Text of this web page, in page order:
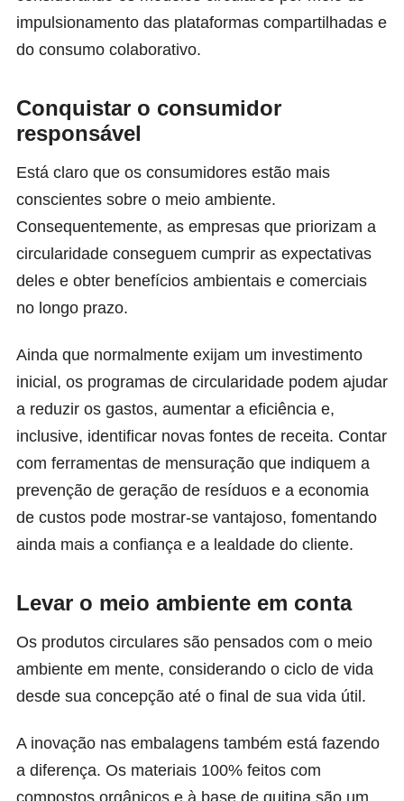
impulsionamento das plataformas compartilhadas e
do consumo colaborativo.
Conquistar o consumidor
responsável
Está claro que os consumidores estão mais
conscientes sobre o meio ambiente.
Consequentemente, as empresas que priorizam a
circularidade conseguem cumprir as expectativas
deles e obter benefícios ambientais e comerciais
no longo prazo.
Ainda que normalmente exijam um investimento
inicial, os programas de circularidade podem ajudar
a reduzir os gastos, aumentar a eficiência e,
inclusive, identificar novas fontes de receita. Contar
com ferramentas de mensuração que indiquem a
prevenção de geração de resíduos e a economia
de custos pode mostrar-se vantajoso, fomentando
ainda mais a confiança e a lealdade do cliente.
Levar o meio ambiente em conta
Os produtos circulares são pensados com o meio
ambiente em mente, considerando o ciclo de vida
desde sua concepção até o final de sua vida útil.
A inovação nas embalagens também está fazendo
a diferença. Os materiais 100% feitos com